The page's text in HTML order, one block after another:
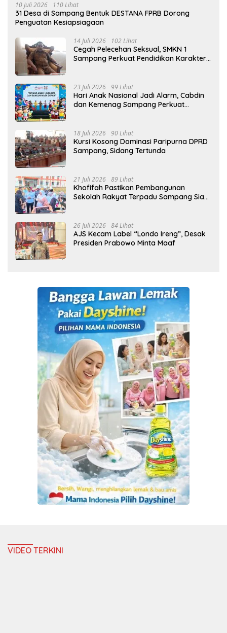
10 Juli 2026 110 Lihat
31 Desa di Sampang Bentuk DESTANA FPRB Dorong
Penguatan Kesiapsiagaan
14 Juli 2026 102 Lihat
Cegah Pelecehan Seksual, SMKN 1
Sampang Perkuat Pendidikan Karakter
23 Juli 2026 99 Lihat
Hari Anak Nasional Jadi Alarm, Cabdin
dan Kemenag Sampang Perkuat
18 Juli 2026 90 Lihat
Kursi Kosong Dominasi Paripurna DPRD
Sampang, Sidang Tertunda
21 Juli 2026 89 Lihat
Khofifah Pastikan Pembangunan
Sekolah Rakyat Terpadu Sampang Siap
26 Juli 2026 84 Lihat
AJS Kecam Label “Londo Ireng”, Desak
Presiden Prabowo Minta Maaf
VIDEO TERKINI